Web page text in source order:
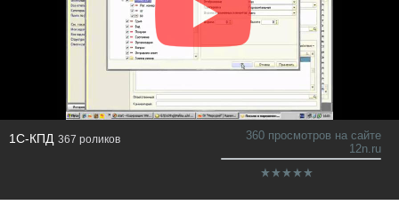
1С-КПД 367 роликов
360 просмотров на сайте
12n.ru